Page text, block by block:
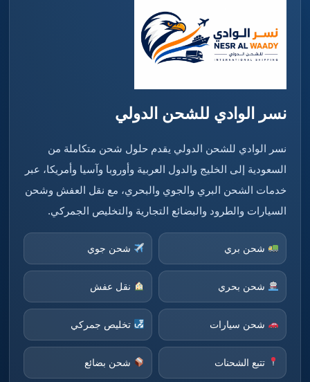
نسر الوادي للشحن الدولي
نسر الوادي للشحن الدولي يقدم حلول شحن متكاملة من
السعودية إلى الخليج والدول العربية وأوروبا وآسيا وأمريكا، عبر
خدمات الشحن البري والجوي والبحري، مع نقل العفش وشحن
السيارات والطرود والبضائع التجارية والتخليص الجمركي.
شحن بري شحن جوي
شحن بحري نقل عفش
شحن سيارات تخليص جمركي
تتبع الشحنات شحن بضائع